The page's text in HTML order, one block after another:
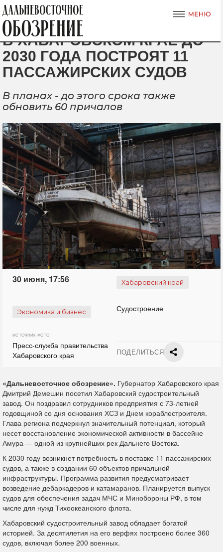
В ХАБАРОВСКОМ КРАЕ ДО
2030 ГОДА ПОСТРОЯТ 11
ПАССАЖИРСКИХ СУДОВ
В планах - до этого срока также
обновить 60 причалов
30 июня, 17:56 Хабаровский край
Экономика и бизнес Судостроение
ИСТОЧНИК ФОТО
Пресс-служба правительства
Хабаровского края
ПОДЕЛИТЬСЯ
«Дальневосточное обозрение». Губернатор Хабаровского края
Дмитрий Демешин посетил Хабаровский судостроительный
завод. Он поздравил сотрудников предприятия с 73-летней
годовщиной со дня основания ХСЗ и Днем кораблестроителя.
Глава региона подчеркнул значительный потенциал, который
несет восстановление экономической активности в бассейне
Амура — одной из крупнейших рек Дальнего Востока.
К 2030 году возникнет потребность в поставке 11 пассажирских
судов, а также в создании 60 объектов причальной
инфраструктуры. Программа развития предусматривает
возведение дебаркадеров и катамаранов. Планируется выпуск
судов для обеспечения задач МЧС и Минобороны РФ, в том
числе для нужд Тихоокеанского флота.
Хабаровский судостроительный завод обладает богатой
историей. За десятилетия на его верфях построено более 360
судов, включая более 200 военных.